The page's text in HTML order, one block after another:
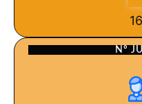
Nº